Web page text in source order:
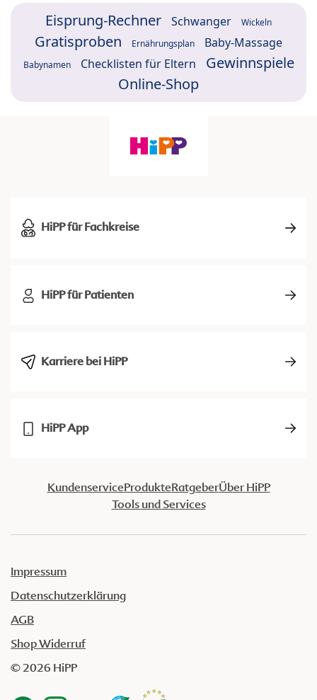
Eisprung-Rechner Schwanger Wickeln
Gratisproben Ernährungsplan Baby-Massage
Babynamen Checklisten für Eltern
Gewinnspiele
Online-Shop
HiPP für Fachkreise
HiPP für Patienten
Karriere bei HiPP
HiPP App
KundenserviceProdukteRatgeberÜber HiPP
Tools und Services
Impressum
Datenschutzerklärung
AGB
Shop Widerruf
© 2026 HiPP